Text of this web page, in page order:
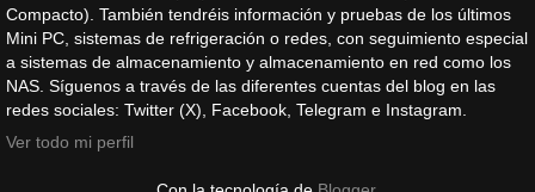
Compacto). También tendréis información y pruebas de los últimos
Mini PC, sistemas de refrigeración o redes, con seguimiento especial
a sistemas de almacenamiento y almacenamiento en red como los
NAS. Síguenos a través de las diferentes cuentas del blog en las
redes sociales: Twitter (X), Facebook, Telegram e Instagram.
Ver todo mi perfil